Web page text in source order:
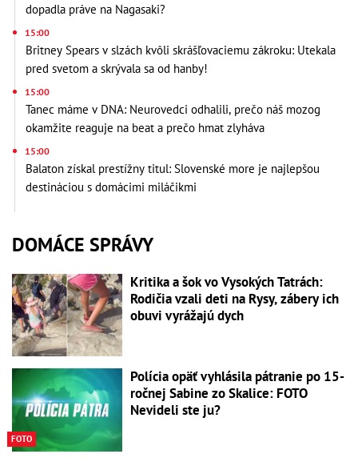
dopadla práve na Nagasaki?
15:00
Britney Spears v slzách kvôli skrášľovaciemu zákroku: Utekala
pred svetom a skrývala sa od hanby!
15:00
Tanec máme v DNA: Neurovedci odhalili, prečo náš mozog
okamžite reaguje na beat a prečo hmat zlyháva
15:00
Balaton získal prestížny titul: Slovenské more je najlepšou
destináciou s domácimi miláčikmi
DOMÁCE SPRÁVY
Kritika a šok vo Vysokých Tatrách:
Rodičia vzali deti na Rysy, zábery ich
obuvi vyrážajú dych
FOTO
Polícia opäť vyhlásila pátranie po 15-
ročnej Sabine zo Skalice: FOTO
Nevideli ste ju?